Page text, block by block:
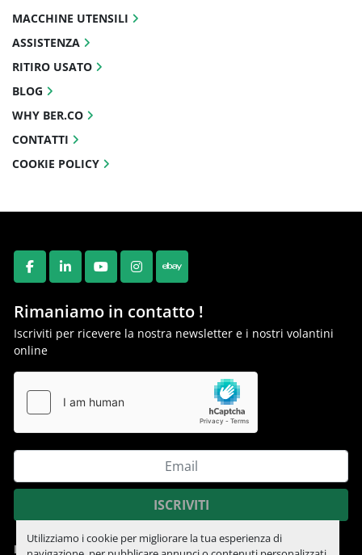
Utilizziamo i cookie per migliorare la tua esperienza di
FACEBOOK
LINKEDINYOUTUBEINSTAGRAM
EBAY
Rimaniamo in contatto !
Iscriviti per ricevere la nostra newsletter e i nostri volantini
online
ISCRIVITI
Informativa sulla privacy
MACCHINE UTENSILI
ASSISTENZA
RITIRO USATO
BLOG
WHY BER.CO
CONTATTI
COOKIE POLICY